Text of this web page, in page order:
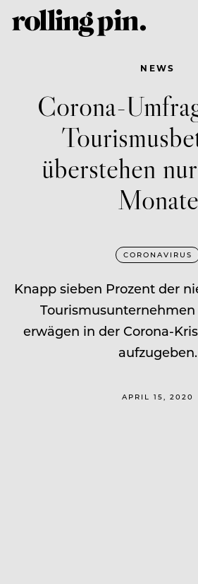
NEWS
Corona-
überstehen
Monate
CORONAVIRUS
Knapp sieben Prozent der
erwägen in der Corona-
aufzugeben.
APRIL 15, 2020